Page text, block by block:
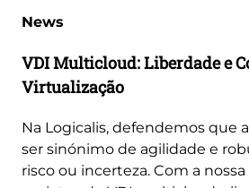
News
VDI Multicloud: Liberdade e
Virtualização
Na Logicalis, defendemos que
ser sinónimo de agilidade e
risco ou incerteza. Com a